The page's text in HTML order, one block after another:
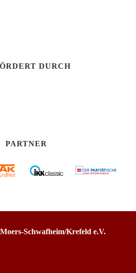
DURCH
PARTNER
Schwafheim/Krefeld e.V.